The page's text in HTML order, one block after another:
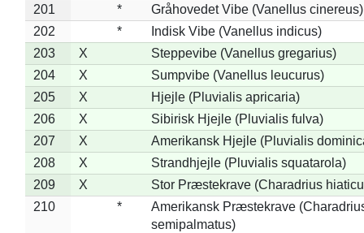
201
*
Gråhovedet Vibe (Vanellus cinereus)
202
*
Indisk Vibe (Vanellus indicus)
203
X
Steppevibe (Vanellus gregarius)
204
X
Sumpvibe (Vanellus leucurus)
205
X
Hjejle (Pluvialis apricaria)
206
X
Sibirisk Hjejle (Pluvialis fulva)
207
X
Amerikansk Hjejle (Pluvialis
208
X
Strandhjejle (Pluvialis squatarola)
209
X
Stor Præstekrave (Charadrius
210
*
Amerikansk Præstekrave
semipalmatus)